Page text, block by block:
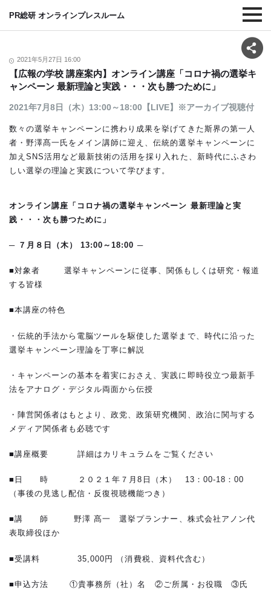
PR総研 オンラインプレスルーム
2021年5月27日 16:00
【広報の学校 講座案内】オンライン講座「コロナ禍の選挙キ
ャンペーン 最新理論と実践・・・次も勝つために」
2021年7月8日（木）13:00～18:00【LIVE】※アーカイブ視聴付
数々の選挙キャンペーンに携わり成果を挙げてきた斯界の第一人
者・野澤髙一氏をメイン講師に迎え、伝統的選挙キャンペーンに
加えSNS活用など最新技術の活用を採り入れた、新時代にふさわ
しい選挙の理論と実践について学びます。
オンライン講座「コロナ禍の選挙キャンペーン 最新理論と実
践・・・次も勝つために」
─ ７月８日（木） 13:00～18:00 ─
■対象者 選挙キャンペーンに従事、関係もしくは研究・報道
する皆様
■本講座の特色
・伝統的手法から電脳ツールを駆使した選挙まで、時代に沿った
選挙キャンペーン理論を丁寧に解説
・キャンペーンの基本を着実におさえ、実践に即時役立つ最新手
法をアナログ・デジタル両面から伝授
・陣営関係者はもとより、政党、政策研究機関、政治に関与する
メディア関係者も必聴です
■講座概要 詳細はカリキュラムをご覧ください
■日 時 ２０２１年７月8日（木） 13：00-18：00
（事後の見逃し配信・反復視聴機能つき）
■講 師 野澤 髙一 選挙プランナー、株式会社アノン代
表取締役ほか
■受講料 35,000円 （消費税、資料代含む）
■申込方法 ①貴事務所（社）名 ②ご所属・お役職 ③氏